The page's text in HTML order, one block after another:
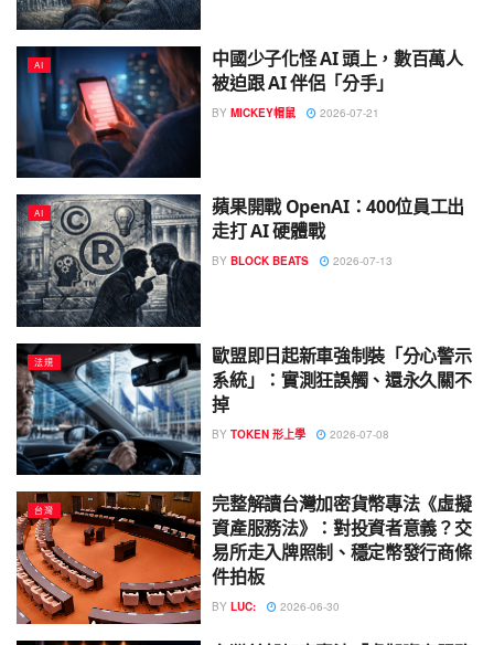
AI
中國少子化怪 AI 頭上，數百萬人
被迫跟 AI 伴侶「分手」
BY MICKEY帽鼠 2026-07-21
AI
蘋果開戰 OpenAI：400位員工出
走打 AI 硬體戰
BY BLOCK BEATS 2026-07-13
法規
歐盟即日起新車強制裝「分心警示
系統」：實測狂誤觸、還永久關不
掉
BY TOKEN 形上學 2026-07-08
台灣
完整解讀台灣加密貨幣專法《虛擬
資產服務法》：對投資者意義？交
易所走入牌照制、穩定幣發行商條
件拍板
BY LUC: 2026-06-30